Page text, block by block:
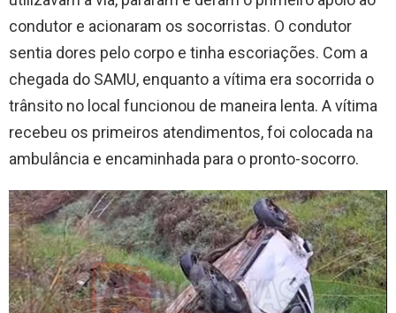
condutor e acionaram os socorristas. O condutor
sentia dores pelo corpo e tinha escoriações. Com a
chegada do SAMU, enquanto a vítima era socorrida o
trânsito no local funcionou de maneira lenta. A vítima
recebeu os primeiros atendimentos, foi colocada na
ambulância e encaminhada para o pronto-socorro.